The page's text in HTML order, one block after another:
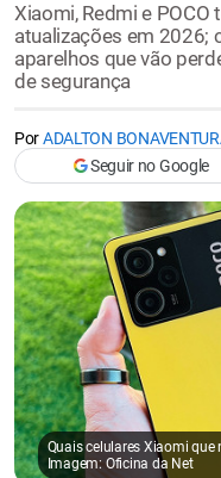
Xiaomi, Redmi e
atualizações em 2026;
aparelhos que vão
de segurança
PorADALTON
Seguir no Google
Quais celulares Xiaomi
Imagem: Oficina da Net